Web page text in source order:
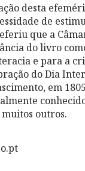
desta
de
que a
do livro
e para a
do Dia
em
outros.